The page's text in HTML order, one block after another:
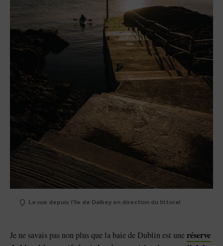
La vue depuis l'île de Dalkey en direction du littoral
Je ne savais pas non plus que la baie de Dublin est une réserve